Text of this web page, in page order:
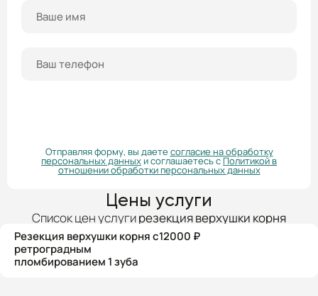
Отправляя форму, вы даете согласие на обработку
персональных данныхи соглашаетесь сПолитикой в
отношении обработки персональных данных
Цены услуги
Список цен услугирезекция верхушки корня
Резекция верхушки корня с
ретроградным
пломбированием 1 зуба
12000 ₽